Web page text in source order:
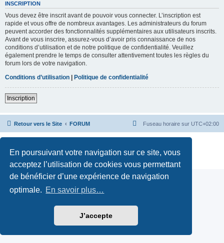
En poursuivant votre navigation sur ce site, vous
acceptez l’utilisation de cookies vous permettant
de bénéficier d’une expérience de navigation
optimale. En savoir plus…
J’accepte
INSCRIPTION
Vous devez être inscrit avant de pouvoir vous connecter. L’inscription est
rapide et vous offre de nombreux avantages. Les administrateurs du forum
peuvent accorder des fonctionnalités supplémentaires aux utilisateurs inscrits.
Avant de vous inscrire, assurez-vous d’avoir pris connaissance de nos
conditions d’utilisation et de notre politique de confidentialité. Veuillez
également prendre le temps de consulter attentivement toutes les règles du
forum lors de votre navigation.
Conditions d’utilisation | Politique de confidentialité
Inscription
Retour vers le Site FORUM Fuseau horaire sur UTC+02:00
Traduction française officielle ©Qiaeru